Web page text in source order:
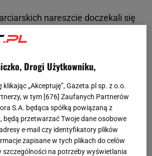
nareszcie doczekali się
Najpierw zawodnicy
fińskiej Ruki. W trzecim weekendzie
pora na zawody w Polsce, a
Adama MałyszawWiśle! W
dwukrotnie mieli okazję
a następnie przystąpili do
najlepszy z biało-czerwonych był
Drogi Użytkowniku,
klikając „Akceptuję”, Gazeta.pl sp. z o.o.
w tym [676] Zaufanych Partnerów
S.A. będąca spółką powiązaną z
będą przetwarzać Twoje dane osobowe
e-mail czy identyfikatory plików
zapisane w tych plikach do celów
szczególności na potrzeby wyświetlania